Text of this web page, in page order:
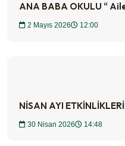
ANA BABA OKULU “
2 Mayıs 2026 12:00
NİSAN AYI ETKİNLİKLERİ
30 Nisan 2026 14:48